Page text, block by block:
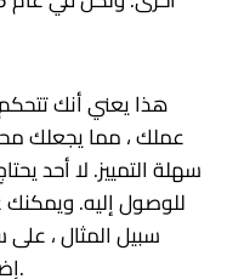
هذا يعني أنك
عملك ، مما يجعلك
للوصول إليه.
سبيل المثال ،
إضافة روابط خارجية إلى مشاركاتك.